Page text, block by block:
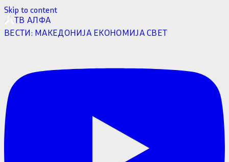
Skip to content
ТВ АЛФА
ВЕСТИ: МАКЕДОНИЈА ЕКОНОМИЈАСВЕТ